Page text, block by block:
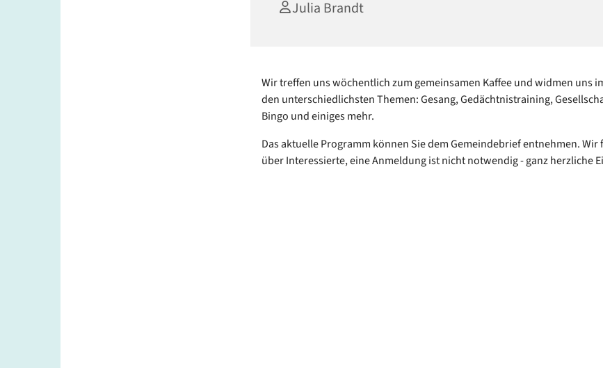
Julia Brandt
Wir treffen uns wöchentlich zum gemeinsamen Kaffee und widmen uns
den unterschiedlichsten Themen: Gesang, Gedächtnistraining,
Bingo und einiges mehr.
Das aktuelle Programm können Sie dem Gemeindebrief entnehmen. Wir
über Interessierte, eine Anmeldung ist nicht notwendig - ganz herzliche